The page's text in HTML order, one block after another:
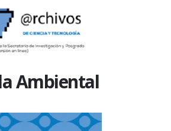
Ambiental